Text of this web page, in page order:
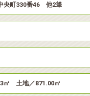
央町330番46 他2筆
㎡ 土地／871.00㎡